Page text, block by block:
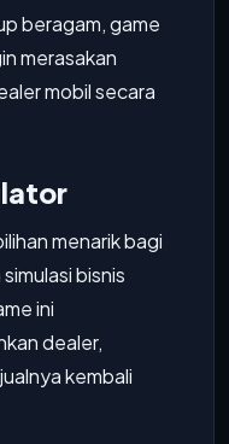
beragam, game
merasakan
mobil secara
menarik bagi
bisnis
ini
dealer,
kembali